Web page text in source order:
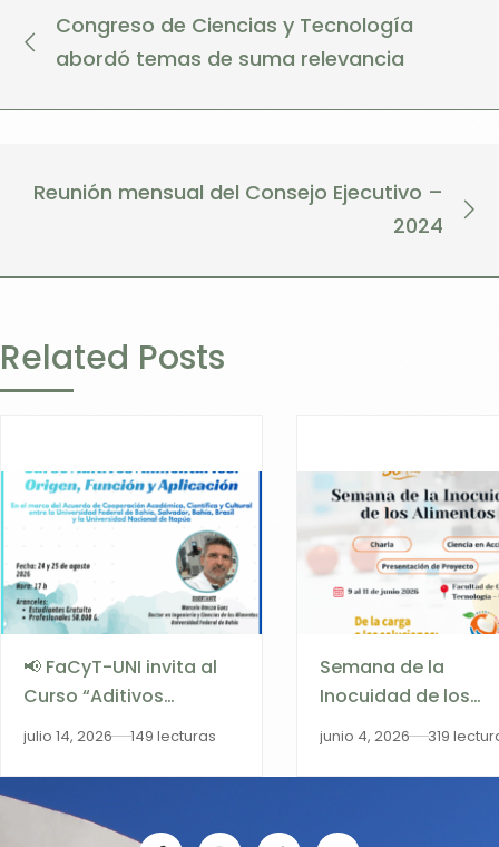
Congreso de Ciencias y Tecnología
abordó temas de suma relevancia
Reunión mensual del Consejo Ejecutivo –
2024
Related Posts
📢 FaCyT-UNI invita al
Curso “Aditivos
Alimentarios: Origen,
en cooperación con la
Universidad Federal de
julio 14, 2026 149 lecturas
Semana de la
Inocuidad de los
Alimentos 2026
junio 4, 2026 319